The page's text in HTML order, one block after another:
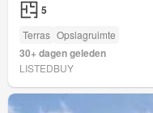
5
Terras Opslagruimte
30+ dagen geleden
LISTEDBUY